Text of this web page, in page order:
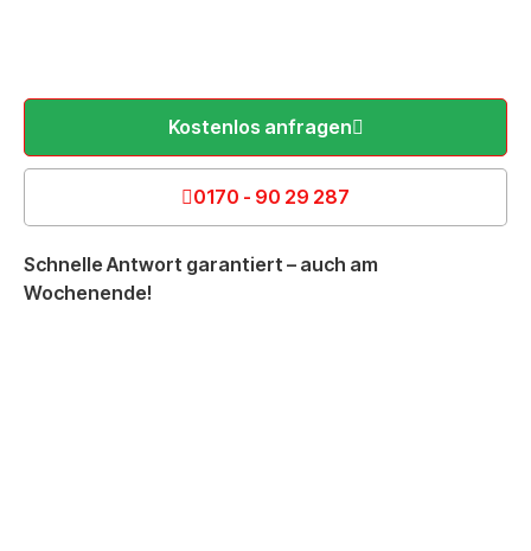
Kostenlos anfragen
0170 - 90 29 287
Schnelle Antwort garantiert – auch am
Wochenende!